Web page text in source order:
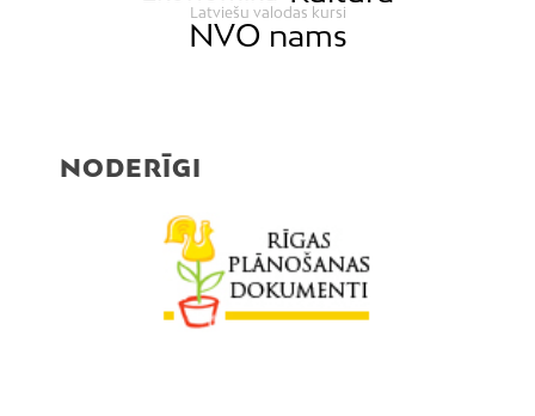
Latviešu valodas kursi
NVO nams
NODERĪGI